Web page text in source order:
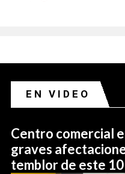
EN VIDEO
Centro comercial
graves
temblor de este